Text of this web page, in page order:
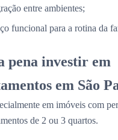
entre ambientes;
funcional para a rotina da
pena investir em
em São
em imóveis com
de 2 ou 3 quartos.